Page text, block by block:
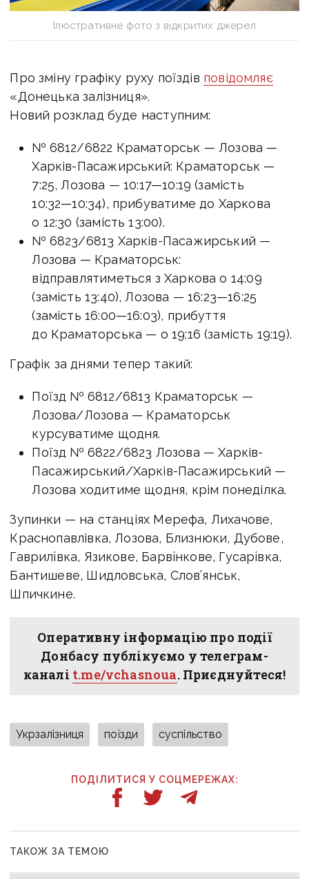
Ілюстративне фото з відкритих джерел
Про зміну графіку руху поїздів повідомляє
«Донецька залізниця».
Новий розклад буде наступним:
№ 6812/6822 Краматорськ — Лозова —
Харків-Пасажирський: Краматорськ —
7:25, Лозова —10:17—10:19 (замість
10:32—10:34), прибуватиме до Харкова
о 12:30 (замість 13:00).
№ 6823/6813 Харків-Пасажирський —
Лозова — Краматорськ:
відправлятиметься з Харкова о 14:09
(замість 13:40), Лозова —16:23—16:25
(замість16:00—16:03), прибуття
до Краматорська — о 19:16 (замість 19:19).
Графік за днями тепер такий:
Поїзд № 6812/6813 Краматорськ —
Лозова/Лозова — Краматорськ
курсуватиме щодня.
Поїзд № 6822/6823 Лозова — Харків-
Пасажирський/Харків-Пасажирський —
Лозова ходитиме щодня, крім понеділка.
Зупинки — на станціях Мерефа, Лихачове,
Краснопавлівка, Лозова, Близнюки, Дубове,
Гаврилiвка, Язикове, Барвiнкове, Гусарiвка,
Бантишеве, Шидловська, Слов’янськ,
Шпичкине.
Оперативну інформацію про події
Донбасу публікуємо у телеграм-
каналі t.me/vchasnoua. Приєднуйтеся!
Укрзалізниця поїзди суспільство
ПОДІЛИТИСЯ У СОЦМЕРЕЖАХ:
ТАКОЖ ЗА ТЕМОЮ